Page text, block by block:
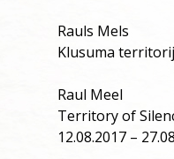
Rauls Mels
Klusuma
Raul Meel
Territory of
12.08.2017 –